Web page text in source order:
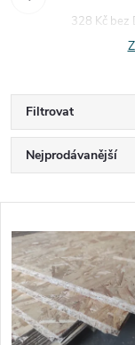
328 Kč bez
Filtrovat
Ř
a
z
e
Nejprodávanější
Abecedně
V
ý
p